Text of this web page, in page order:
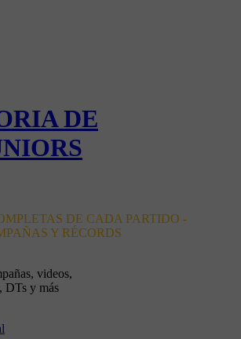
DE
DE CADA PARTIDO -
Y RÉCORDS
videos,
DTs y más